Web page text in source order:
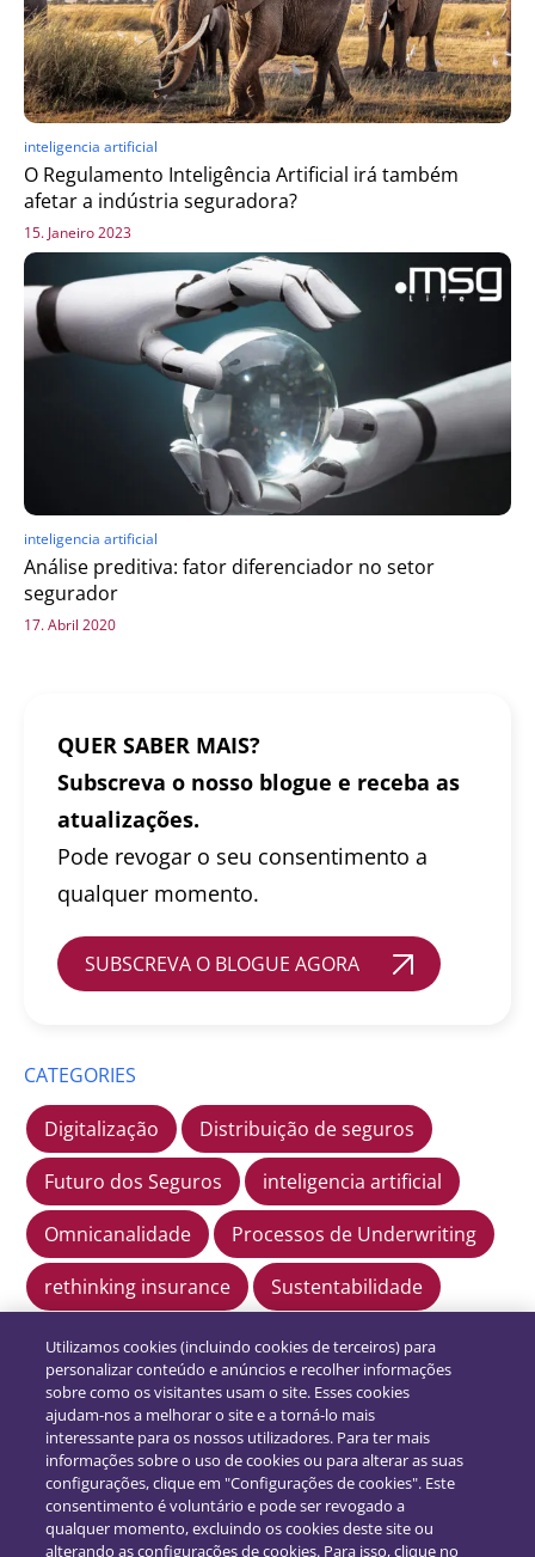
inteligencia artificial
O Regulamento Inteligência Artificial irá também
afetar a indústria seguradora?
15. Janeiro 2023
inteligencia artificial
Análise preditiva: fator diferenciador no setor
segurador
17. Abril 2020
QUER SABER MAIS?
Subscreva o nosso blogue e receba as
atualizações.
Pode revogar o seu consentimento a
qualquer momento.
SUBSCREVA O BLOGUE AGORA
CATEGORIES
Digitalização
Distribuição de seguros
Futuro dos Seguros
inteligencia artificial
Omnicanalidade
Processos de Underwriting
rethinking insurance
Sustentabilidade
Tarificação
Tendências dos Seguros
Utilizamos cookies (incluindo cookies de terceiros) para
personalizar conteúdo e anúncios e recolher informações
sobre como os visitantes usam o site. Esses cookies
ajudam-nos a melhorar o site e a torná-lo mais
interessante para os nossos utilizadores. Para ter mais
informações sobre o uso de cookies ou para alterar as suas
configurações, clique em "Configurações de cookies". Este
consentimento é voluntário e pode ser revogado a
qualquer momento, excluindo os cookies deste site ou
alterando as configurações de cookies. Para isso, clique no